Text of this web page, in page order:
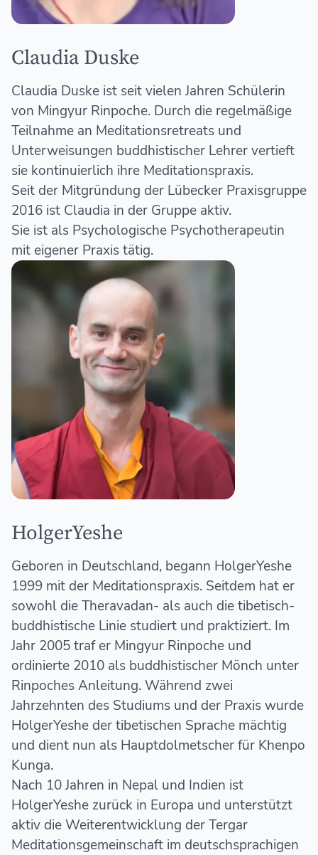
Claudia Duske
Claudia Duske ist seit vielen Jahren Schülerin
von Mingyur Rinpoche. Durch die regelmäßige
Teilnahme an Meditationsretreats und
Unterweisungen buddhistischer Lehrer vertieft
sie kontinuierlich ihre Meditationspraxis.
Seit der Mitgründung der Lübecker Praxisgruppe
2016 ist Claudia in der Gruppe aktiv.
Sie ist als Psychologische Psychotherapeutin
mit eigener Praxis tätig.
HolgerYeshe
Geboren in Deutschland, begann HolgerYeshe
1999 mit der Meditationspraxis. Seitdem hat er
sowohl die Theravadan- als auch die tibetisch-
buddhistische Linie studiert und praktiziert. Im
Jahr 2005 traf er Mingyur Rinpoche und
ordinierte 2010 als buddhistischer Mönch unter
Rinpoches Anleitung. Während zwei
Jahrzehnten des Studiums und der Praxis wurde
HolgerYeshe der tibetischen Sprache mächtig
und dient nun als Hauptdolmetscher für Khenpo
Kunga.
Nach 10 Jahren in Nepal und Indien ist
HolgerYeshe zurück in Europa und unterstützt
aktiv die Weiterentwicklung der Tergar
Meditationsgemeinschaft im deutschsprachigen